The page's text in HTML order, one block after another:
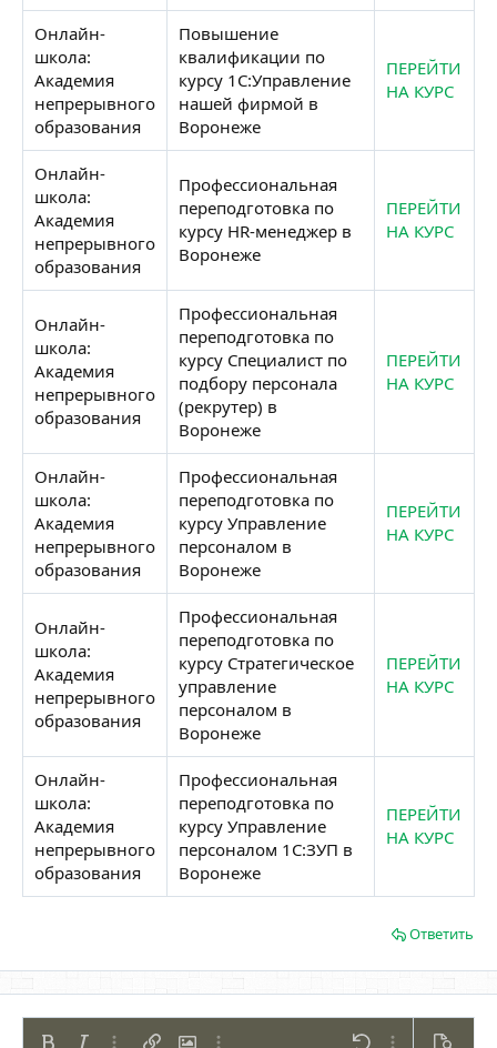
Онлайн-
школа:
Академия
непрерывного
образования
Повышение
квалификации по
курсу 1С:Управление
нашей фирмой в
Воронеже
ПЕРЕЙТИ
НА КУРС
Онлайн-
школа:
Академия
непрерывного
образования
Профессиональная
переподготовка по
курсу HR-менеджер в
Воронеже
ПЕРЕЙТИ
НА КУРС
Онлайн-
школа:
Академия
непрерывного
образования
Профессиональная
переподготовка по
курсу Специалист по
подбору персонала
(рекрутер) в
Воронеже
ПЕРЕЙТИ
НА КУРС
Онлайн-
школа:
Академия
непрерывного
образования
Профессиональная
переподготовка по
курсу Управление
персоналом в
Воронеже
ПЕРЕЙТИ
НА КУРС
Онлайн-
школа:
Академия
непрерывного
образования
Профессиональная
переподготовка по
курсу Стратегическое
управление
персоналом в
Воронеже
ПЕРЕЙТИ
НА КУРС
Онлайн-
школа:
Академия
непрерывного
образования
Профессиональная
переподготовка по
курсу Управление
персоналом 1С:ЗУП в
Воронеже
ПЕРЕЙТИ
НА КУРС
Ответить